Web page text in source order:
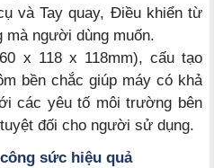
và Tay quay, Điều khiển từ
người dùng muốn.
x 118 x 118mm), cấu tạo
bền chắc giúp máy có khả
các yêu tố môi trường bên
đối cho người sử dụng.
sức hiệu quả